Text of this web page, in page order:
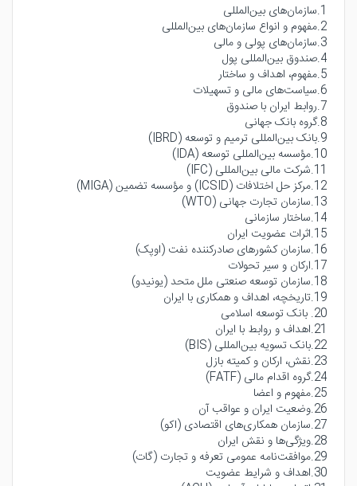
1.سازمان‌های بین‌المللی
2.مفهوم و انواع سازمان‌های بین‌المللی
3.سازمان‌های پولی و مالی
4.صندوق بین‌المللی پول
5.مفهوم، اهداف و ساختار
6.سیاست‌های مالی و تسهیلات
7.روابط ایران با صندوق
8.گروه بانک جهانی
9.بانک بین‌المللی ترمیم و توسعه (IBRD)
10.مؤسسه بین‌المللی توسعه (IDA)
11.شرکت مالی بین‌المللی (IFC)
12.مرکز حل اختلافات (ICSID) و مؤسسه تضمین (MIGA)
13.سازمان تجارت جهانی (WTO)
14.ساختار سازمانی
15.اثرات عضویت ایران
16.سازمان کشورهای صادرکننده نفت (اوپک)
17.ارکان و سیر تحولات
18.سازمان توسعه صنعتی ملل متحد (یونیدو)
19.تاریخچه، اهداف و همکاری با ایران
20. بانک توسعه اسلامی
21.اهداف و روابط با ایران
22.بانک تسویه بین‌المللی (BIS)
23.نقش، ارکان و کمیته بازل
24.گروه اقدام مالی (FATF)
25.مفهوم و اعضا
26.وضعیت ایران و عواقب آن
27.سازمان همکاری‌های اقتصادی (اکو)
28.ویژگی‌ها و نقش ایران
29.موافقت‌نامه عمومی تعرفه و تجارت (گات)
30.اهداف و شرایط عضویت